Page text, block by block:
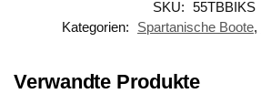
SKU: 55TBBIKS
Kategorien:
Spartanische Boote,
Verwandte Produkte